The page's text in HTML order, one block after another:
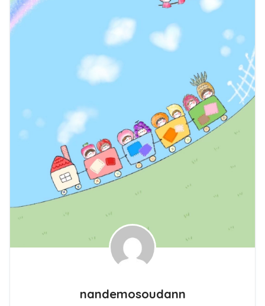
nandemosoudann